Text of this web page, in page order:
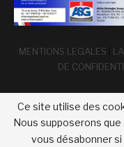
MENTIONS LEGALES
DE
© 2026 - Afrika
Ce site utilise des
Nous supposerons
vous désabonner